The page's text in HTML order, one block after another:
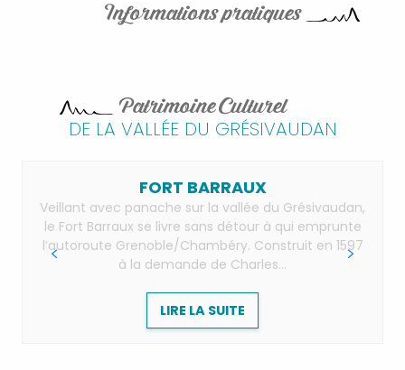
Informations pratiques
Patrimoine Culturel
DE LA VALLÉE DU GRÉSIVAUDAN
FORT BARRAUX
Veillant avec panache sur la vallée du Grésivaudan,
le Fort Barraux se livre sans détour à qui emprunte
l’autoroute Grenoble/Chambéry. Construit en 1597
à la demande de Charles...
LIRE LA SUITE